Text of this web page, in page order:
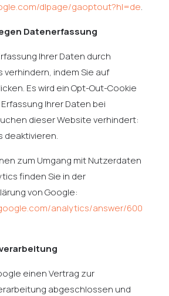
dlpage/gaoptout?hl=de.
Datenerfassung
Ihrer Daten durch
verhindern, indem Sie auf
Es wird ein Opt-Out-Cookie
Ihrer Daten bei
dieser Website verhindert:
deaktivieren.
zum Umgang mit Nutzerdaten
finden Sie in der
von Google:
analytics/answer/600
einen Vertrag zur
abgeschlossen und